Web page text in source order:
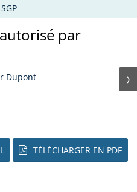
par
TÉLÉCHARGER EN PDF